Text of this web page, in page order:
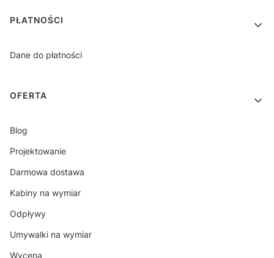
PŁATNOŚCI
Dane do płatności
OFERTA
Blog
Projektowanie
Darmowa dostawa
Kabiny na wymiar
Odpływy
Umywalki na wymiar
Wycena